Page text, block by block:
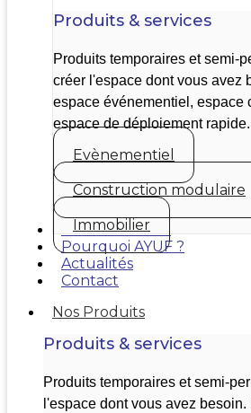
Produits & services
Produits temporaires et semi-
créer l'espace dont vous avez
espace événementiel, espace
espace de déploiement rapide.
Evènementiel
Construction modulaire
Immobilier
Nos réalisations
Pourquoi AYUF ?
Actualités
Contact
Nos Produits
Produits & services
Produits temporaires et semi-
l'espace dont vous avez